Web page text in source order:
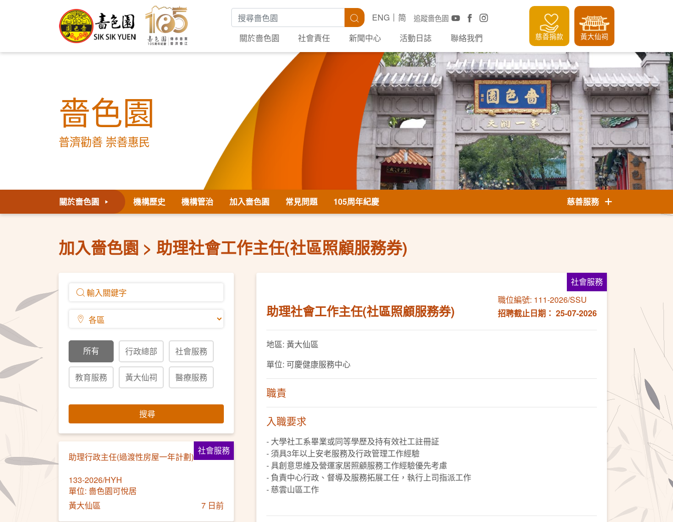
搜尋關鍵字 搜尋 追蹤嗇色園
ENG
简
關於嗇色園
社會責任 新聞中心 活動日誌 聯絡我們 慈善捐款 黃大仙祠
嗇色園
普濟勸善 崇善惠民
關於嗇色園 機構歷史 機構管治 加入嗇色園 常見問題 105周年紀慶 慈善服務
加入嗇色園 助理社會工作主任(社區照顧服務券)
所有 行政總部 社會服務
教育服務 黃大仙祠 醫療服務
搜尋
社會服務
助理行政主任(過渡性房屋一年計劃)
133-2026/HYH
單位: 嗇色園可悅居
黃大仙區
7 日前
社會服務
助理社會工作主任(社區照顧服務券)
職位編號: 111-2026/SSU
招聘截止日期： 25-07-2026
地區: 黃大仙區
單位: 可慶健康服務中心
職責
入職要求
- 大學社工系畢業或同等學歷及持有效社工註冊証
- 須具3年以上安老服務及行政管理工作經驗
- 具創意思維及營運家居照顧服務工作經驗優先考慮
- 負責中心行政、督導及服務拓展工任，執行上司指派工作
- 慈雲山區工作